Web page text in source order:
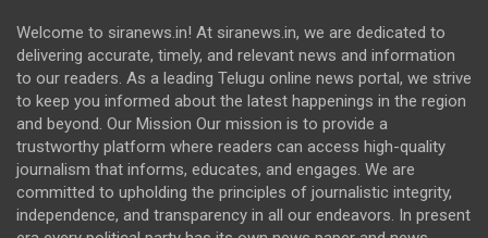
Welcome to siranews.in! At siranews.in, we are dedicated to
delivering accurate, timely, and relevant news and information
to our readers. As a leading Telugu online news portal, we strive
to keep you informed about the latest happenings in the region
and beyond. Our Mission Our mission is to provide a
trustworthy platform where readers can access high-quality
journalism that informs, educates, and engages. We are
committed to upholding the principles of journalistic integrity,
independence, and transparency in all our endeavors. In present